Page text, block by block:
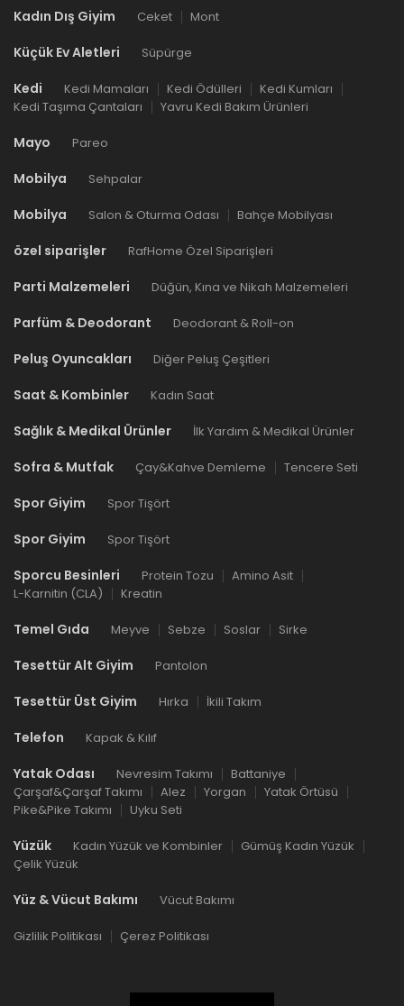
Kadın Dış Giyim Ceket Mont
Küçük Ev Aletleri Süpürge
Kedi Kedi Mamaları Kedi Ödülleri
Kedi Kumları
Kedi Taşıma Çantaları
Yavru Kedi Bakım Ürünleri
Mayo Pareo
Mobilya Sehpalar
Mobilya Salon & Oturma Odası Bahçe Mobilyası
özel siparişler RafHome Özel Siparişleri
Parti Malzemeleri Düğün, Kına ve Nikah Malzemeleri
Parfüm & Deodorant Deodorant & Roll-on
Peluş Oyuncakları Diğer Peluş Çeşitleri
Saat & Kombinler Kadın Saat
Sağlık & Medikal Ürünler İlk Yardım & Medikal Ürünler
Sofra & Mutfak Çay&Kahve Demleme Tencere Seti
Spor Giyim Spor Tişört
Spor Giyim Spor Tişört
Sporcu Besinleri Protein Tozu
Amino Asit
L-Karnitin (CLA)
Kreatin
Temel Gıda Meyve Sebze Soslar Sirke
Tesettür Alt Giyim Pantolon
Tesettür Üst Giyim Hırka İkili Takım
Telefon Kapak & Kılıf
Yatak Odası Nevresim Takımı
Battaniye
Çarşaf&Çarşaf Takımı
Alez Yorgan
Yatak Örtüsü
Pike&Pike Takımı
Uyku Seti
Yüzük Kadın Yüzük ve Kombinler
Gümüş Kadın Yüzük
Çelik Yüzük
Yüz & Vücut Bakımı Vücut Bakımı
Gizlilik Politikası Çerez Politikası